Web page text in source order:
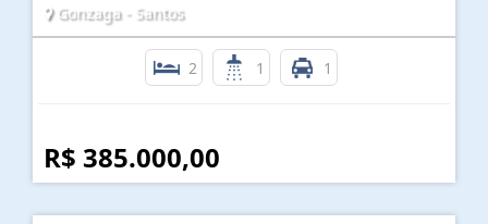
Gonzaga - Santos
2 1 1
R$ 385.000,00